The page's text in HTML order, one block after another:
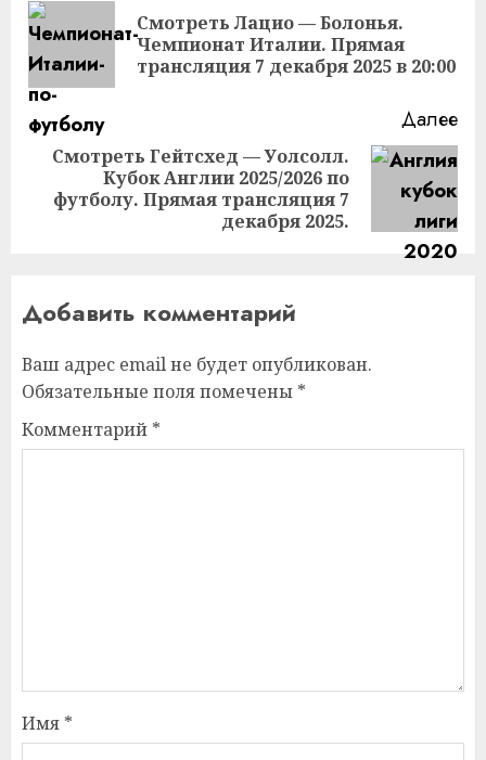
чтение
Смотреть Лацио — Болонья.
Чемпионат Италии. Прямая
трансляция 7 декабря 2025 в 20:00
Далее
Следующая
запись:
Смотреть Гейтсхед — Уолсолл.
Кубок Англии 2025/2026 по
футболу. Прямая трансляция 7
декабря 2025.
Добавить комментарий
Ваш адрес email не будет опубликован.
Обязательные поля помечены *
Комментарий *
Имя *